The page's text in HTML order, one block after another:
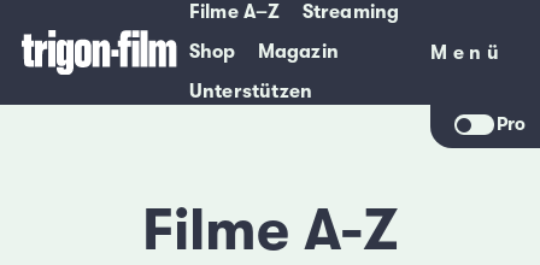
Filme A–Z
Streaming
Shop
Magazin
Unterstützen
Menü
Menü
Pro
Filme A-Z